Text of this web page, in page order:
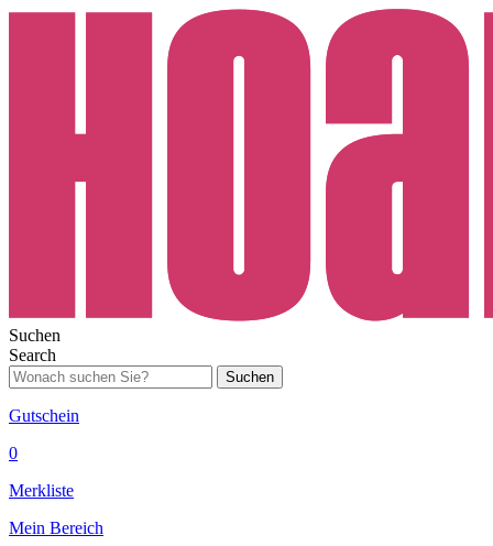
Suchen
Search
Suchen
Gutschein
0
Merkliste
Mein Bereich